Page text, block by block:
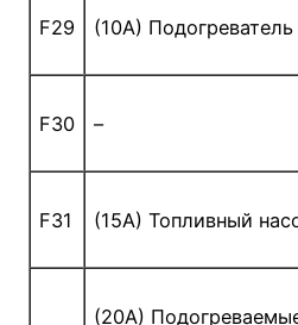
F29 (10A)
F30 –
F31 (15A) Топливный
(20A)